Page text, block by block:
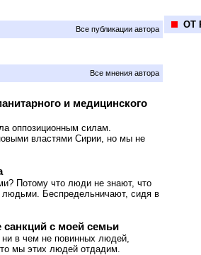
Все публикации автора
Все мнения автора
и медицинского
оппозиционным силам.
властями Сирии, но мы не
Потому что люди не знают, что
людьми. Беспредельничают, сидя в
с моей семьи
в чем не повинных людей,
мы этих людей отдадим.
ОТ